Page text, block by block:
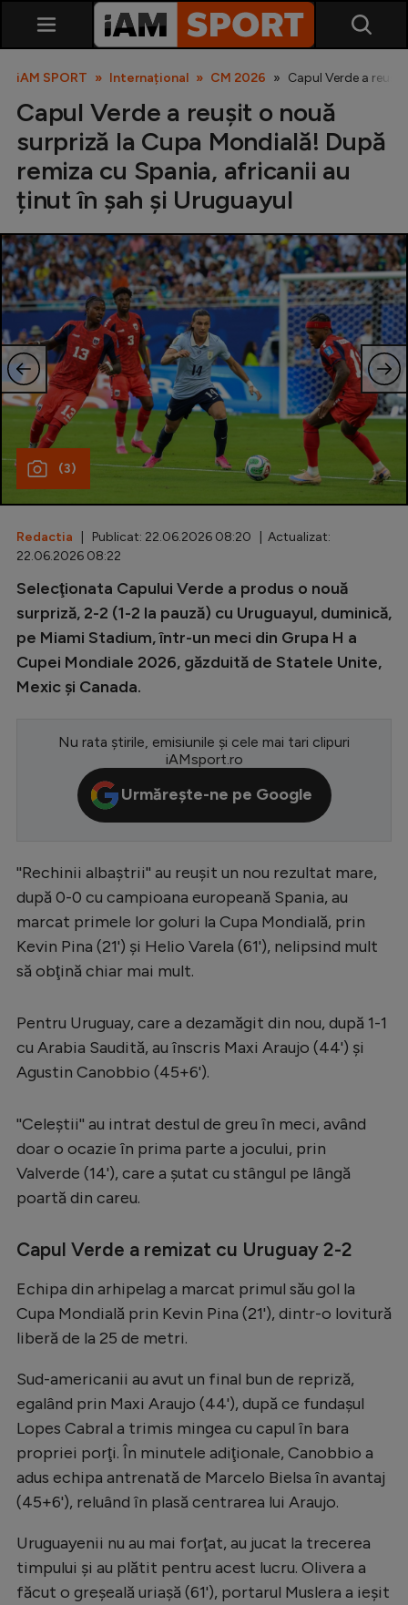
SuperLiga
Liga 2
Cupa României
Echipa Națională
U21
Fotbal feminin
Special
Diverse
Inedit
Clasamente
Champions League
Europa League
CM 2026
Premier League
LaLiga
Bundesliga
Ligue 1
Campionate
Starurile fotbalului
Stranieri
Clasamente
Tenis
Handbal
Natație
Gimnastică
Auto
Rugby
Ciclism
Alte sporturi
JO 2024
JO 2026
iAM SPORT Internațional CM 2026 Capul Verde a
Capul Verde a reușit o nouă
surpriză la Cupa Mondială! După
remiza cu Spania, africanii au
ținut în șah și Uruguayul
(3)
Redactia | Publicat: 22.06.2026 08:20 | Actualizat:
22.06.2026 08:22
Selecţionata Capului Verde a produs o nouă
surpriză, 2-2 (1-2 la pauză) cu Uruguayul, duminică,
pe Miami Stadium, într-un meci din Grupa H a
Cupei Mondiale 2026, găzduită de Statele Unite,
Mexic şi Canada.
Nu rata știrile, emisiunile și cele mai tari clipuri
iAMsport.ro
Urmărește-ne pe Google
''Rechinii albaştrii'' au reuşit un nou rezultat mare,
după 0-0 cu campioana europeană Spania, au
marcat primele lor goluri la Cupa Mondială, prin
Kevin Pina (21') şi Helio Varela (61'), nelipsind mult
să obţină chiar mai mult.
Pentru Uruguay, care a dezamăgit din nou, după 1-1
cu Arabia Saudită, au înscris Maxi Araujo (44') şi
Agustin Canobbio (45+6').
''Celeştii'' au intrat destul de greu în meci, având
doar o ocazie în prima parte a jocului, prin
Valverde (14'), care a şutat cu stângul pe lângă
poartă din careu.
Capul Verde a remizat cu Uruguay 2-2
Echipa din arhipelag a marcat primul său gol la
Cupa Mondială prin Kevin Pina (21'), dintr-o lovitură
liberă de la 25 de metri.
Sud-americanii au avut un final bun de repriză,
egalând prin Maxi Araujo (44'), după ce fundaşul
Lopes Cabral a trimis mingea cu capul în bara
propriei porţi. În minutele adiţionale, Canobbio a
adus echipa antrenată de Marcelo Bielsa în avantaj
(45+6'), reluând în plasă centrarea lui Araujo.
Uruguayenii nu au mai forţat, au jucat la trecerea
timpului şi au plătit pentru acest lucru. Olivera a
făcut o greşeală uriaşă (61'), portarul Muslera a ieşit